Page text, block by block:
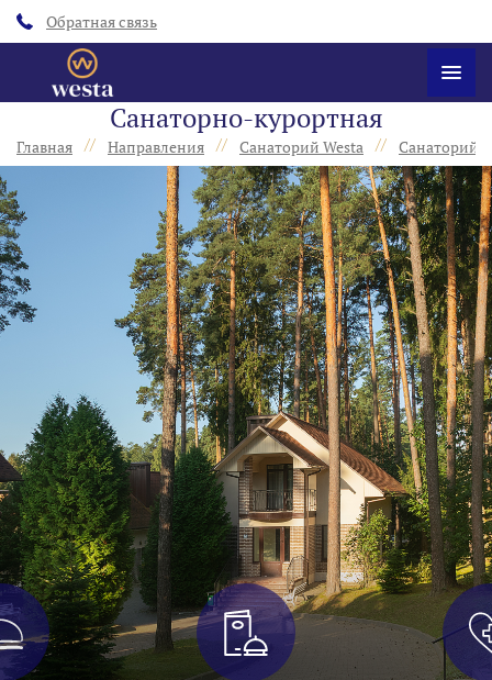
Обратная связь
Санаторно-курортная
Главная // Направления // Санаторий Westa // Санаторий